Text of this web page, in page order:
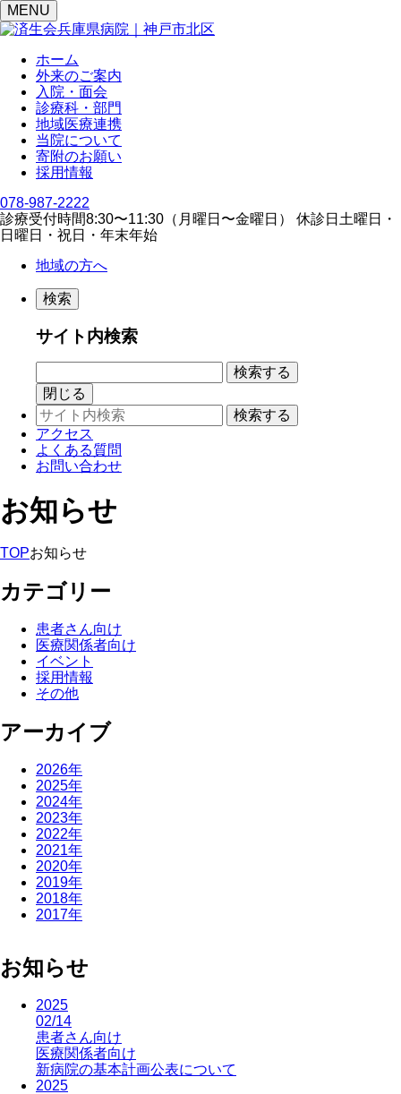
MENU
ホーム
外来のご案内
入院・面会
診療科・部門
地域医療連携
当院について
寄附のお願い
採用情報
078-987-2222
診療受付時間8:30〜11:30（⽉曜⽇〜⾦曜⽇） 休診日 ⼟曜⽇・
⽇曜⽇・祝⽇・年末年始
地域の方へ
検索
サイト内検索
閉じる
アクセス
よくある質問
お問い合わせ
お知らせ
TOPお知らせ
カテゴリー
患者さん向け
医療関係者向け
イベント
採用情報
その他
アーカイブ
2026年
2025年
2024年
2023年
2022年
2021年
2020年
2019年
2018年
2017年
お知らせ
2025
02/14
患者さん向け
医療関係者向け
新病院の基本計画公表について
2025